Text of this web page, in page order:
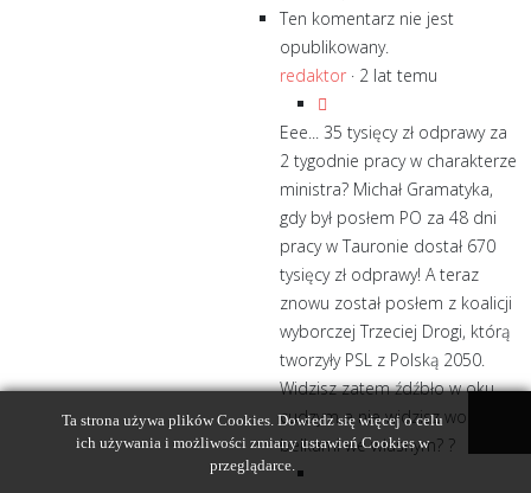
Ten komentarz nie jest
opublikowany.
redaktor · 2 lat temu
Eee... 35 tysięcy zł odprawy za
2 tygodnie pracy w charakterze
ministra? Michał Gramatyka,
gdy był posłem PO za 48 dni
pracy w Tauronie dostał 670
tysięcy zł odprawy! A teraz
znowu został posłem z koalicji
wyborczej Trzeciej Drogi, którą
tworzyły PSL z Polską 2050.
Widzisz zatem źdźbło w oku
cudzym a nie widzisz wozu z
belkami we własnym? ?
Ta strona używa plików Cookies. Dowiedz się więcej o celu
ich używania i możliwości zmiany ustawień Cookies w
przeglądarce.